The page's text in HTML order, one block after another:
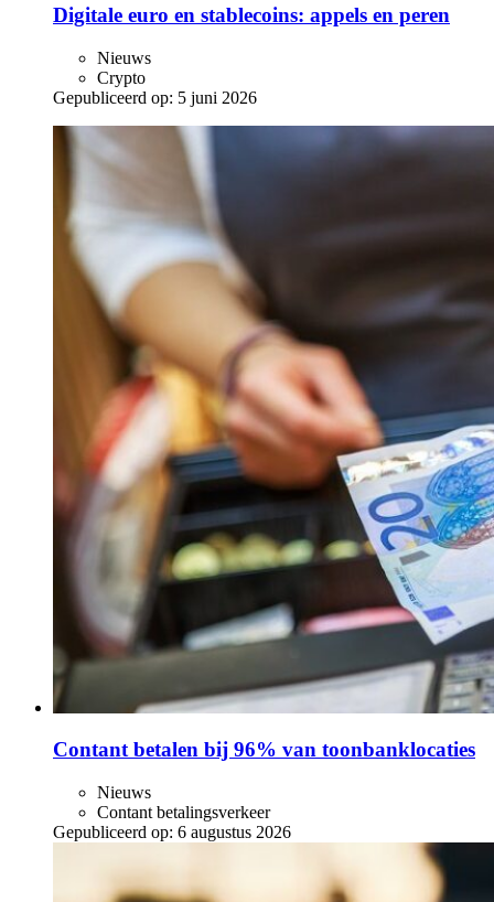
Digitale euro en stablecoins: appels en peren
Nieuws
Crypto
Gepubliceerd op: 5 juni 2026
Contant betalen bij 96% van toonbanklocaties
Nieuws
Contant betalingsverkeer
Gepubliceerd op: 6 augustus 2026